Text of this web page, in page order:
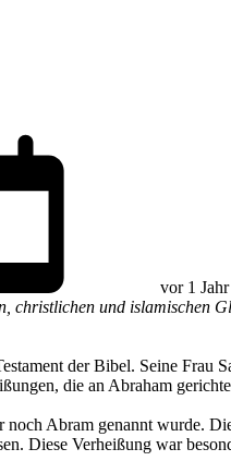
vor 1 Jahr
christlichen und
der Bibel. Seine
die an Abraham
Abram genannt wurde.
Diese Verheißung war